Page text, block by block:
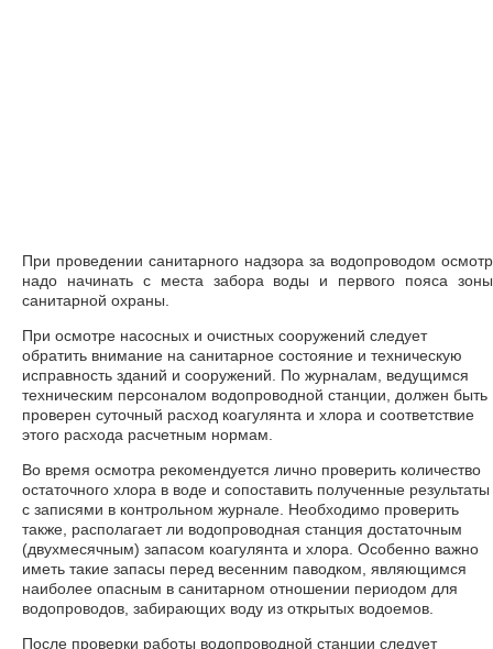
При проведении санитарного надзора за водопроводом осмотр
надо начинать с места забора воды и первого пояса зоны
санитарной охраны.
При осмотре насосных и очистных сооружений следует
обратить внимание на санитарное состояние и техническую
исправность зданий и сооружений. По журналам, ведущимся
техническим персоналом водопроводной станции, должен быть
проверен суточный расход коагулянта и хлора и соответствие
этого расхода расчетным нормам.
Во время осмотра рекомендуется лично проверить количество
остаточного хлора в воде и сопоставить полученные результаты
с записями в контрольном журнале. Необходимо проверить
также, располагает ли водопроводная станция достаточным
(двухмесячным) запасом коагулянта и хлора. Особенно важно
иметь такие запасы перед весенним паводком, являющимся
наиболее опасным в санитарном отношении периодом для
водопроводов, забирающих воду из открытых водоемов.
После проверки работы водопроводной станции следует